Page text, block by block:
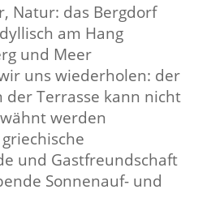
Natur: das Bergdorf
am Hang
und Meer
uns wiederholen: der
der Terrasse kann nicht
werden
und Gastfreundschaft
Sonnenauf- und